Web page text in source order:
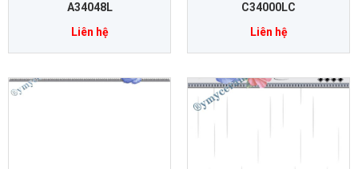
A34048L
Liên hệ
C34000LC
Liên hệ